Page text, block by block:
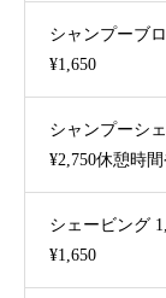
シャンプーブ
¥1,650
シャンプーシ
¥2,750休憩時
シェービング
¥1,650